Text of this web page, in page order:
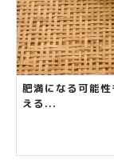
肥満になる可能
える...